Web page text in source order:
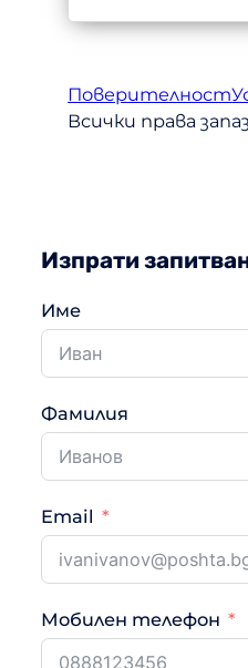
Поверителност
Всички права
Изпрати
Име
Фамилия
Email
Мобилен телефон